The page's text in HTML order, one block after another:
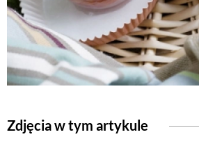
Zdjęcia w tym artykule
DLA DOMU
EKO ŻYCIE